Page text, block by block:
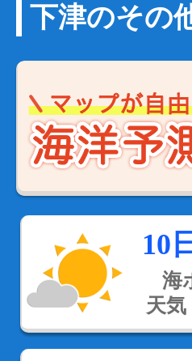
下津のその
10
海
天気